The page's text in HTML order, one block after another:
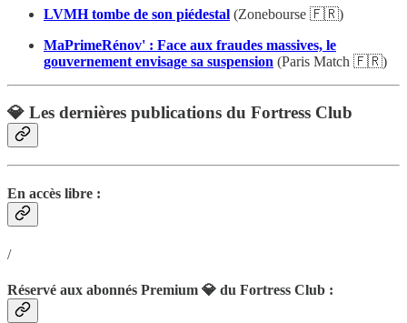
LVMH tombe de son piédestal (Zonebourse 🇫🇷)
MaPrimeRénov' : Face aux fraudes massives, le
gouvernement envisage sa suspension (Paris Match 🇫🇷)
💎 Les dernières publications du Fortress Club
En accès libre :
/
Réservé aux abonnés Premium 💎 du Fortress Club :